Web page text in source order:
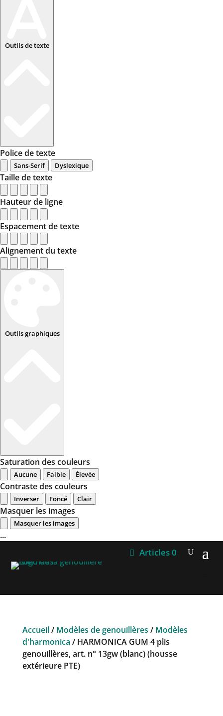
Outils de texte
Police de texte
Sans-Serif Dyslexique
Taille de texte
Hauteur de ligne
Espacement de texte
Alignement du texte
Outils graphiques
Saturation des couleurs
Aucune Faible Élevée
Contraste des couleurs
Inverser Foncé Clair
Masquer les images
Masquer les images
...
Articles 0
Accueil/ Modèles de genouillères / Modèles
d'harmonica / HARMONICA GUM 4 plis
genouillères, art. n° 13gw (blanc) (housse
extérieure PTE)